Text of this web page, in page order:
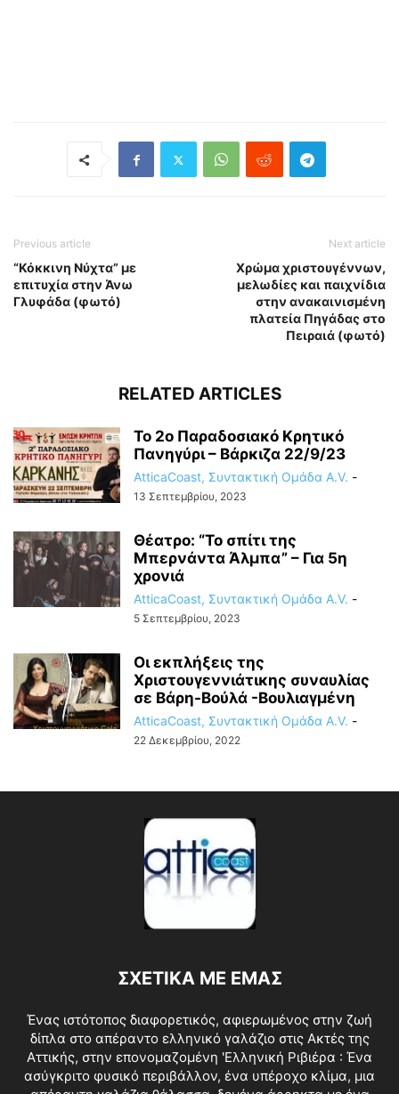
Previous article
“Κόκκινη Νύχτα” με
επιτυχία στην Άνω
Γλυφάδα (φωτό)
Next article
Χρώμα χριστουγέννων,
μελωδίες και παιχνίδια
στην ανακαινισμένη
πλατεία Πηγάδας στο
Πειραιά (φωτό)
RELATED ARTICLES
Το 2ο Παραδοσιακό Κρητικό
Πανηγύρι – Βάρκιζα 22/9/23
AtticaCoast, Συντακτική Ομάδα A.V. -
13 Σεπτεμβρίου, 2023
Θέατρο: “Το σπίτι της
Μπερνάντα Άλμπα” – Για 5η
χρονιά
AtticaCoast, Συντακτική Ομάδα A.V. -
5 Σεπτεμβρίου, 2023
Οι εκπλήξεις της
Χριστουγεννιάτικης συναυλίας
σε Βάρη-Βούλά -Βουλιαγμένη
AtticaCoast, Συντακτική Ομάδα A.V. -
22 Δεκεμβρίου, 2022
ΣΧΕΤΙΚΑ ΜΕ ΕΜΑΣ
Ένας ιστότοπος διαφορετικός, αφιερωμένος στην ζωή
δίπλα στο απέραντο ελληνικό γαλάζιο στις Ακτές της
Αττικής, στην επονομαζομένη 'Ελληνική Ριβιέρα : Ένα
ασύγκριτο φυσικό περιβάλλον, ένα υπέροχο κλίμα, μια